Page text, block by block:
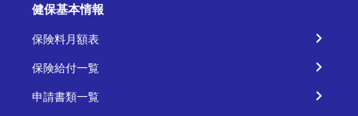
健保基本情報
保険料月額表
保険給付一覧
申請書類一覧